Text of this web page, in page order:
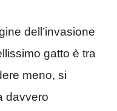
dell’invasione
gatto è tra
meno, si
davvero